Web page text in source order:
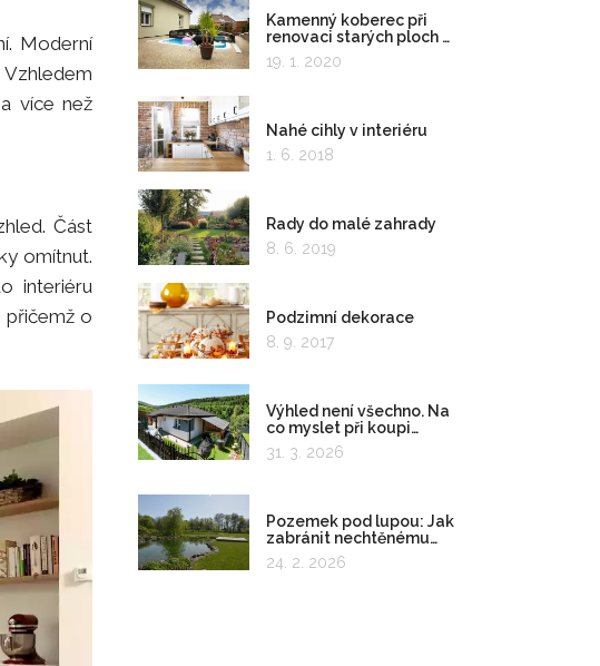
Moderní
Vzhledem
více než
Část
omítnut.
interiéru
přičemž o
Kamenný koberec při
renovaci starých ploch a
kolem bazénu
19. 1. 2020
Nahé cihly v interiéru
1. 6. 2018
Rady do malé zahrady
8. 6. 2019
Podzimní dekorace
8. 9. 2017
Výhled není všechno. Na
co myslet při koupi
pozemku?
31. 3. 2026
Pozemek pod lupou: Jak
zabránit nechtěnému
zadržování vody
24. 2. 2026